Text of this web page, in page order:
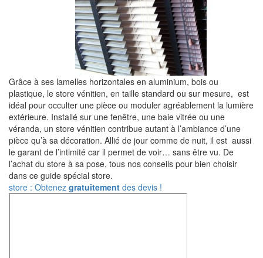
Grâce à ses lamelles horizontales en aluminium, bois ou
plastique, le store vénitien, en taille standard ou sur mesure, est
idéal pour occulter une pièce ou moduler agréablement la lumière
extérieure. Installé sur une fenêtre, une baie vitrée ou une
véranda, un store vénitien contribue autant à l’ambiance d’une
pièce qu’à sa décoration. Allié de jour comme de nuit, il est aussi
le garant de l’intimité car il permet de voir… sans être vu. De
l’achat du store à sa pose, tous nos conseils pour bien choisir
dans ce guide spécial store.
store : Obtenez gratuitement des devis !